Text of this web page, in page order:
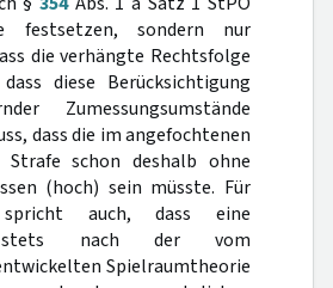
festsetzen, sondern nur
die verhängte Rechtsfolge
diese Berücksichtigung
Zumessungsumstände
dass die im angefochtenen
schon deshalb ohne
(hoch) sein müsste. Für
auch, dass eine
stets nach der vom
Spielraumtheorie